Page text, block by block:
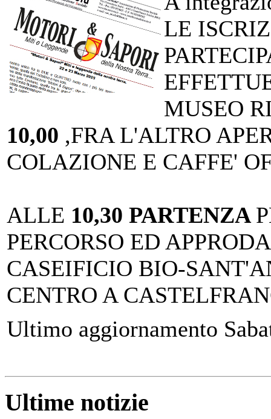
LE
MUSEO
10,00 ,FRA L'ALTRO
COLAZIONE E CAFFE'
ALLE 10,30 PARTENZA
PERCORSO ED
CASEIFICIO BIO-
CENTRO A
Ultimo aggiornamento
Ultime notizie